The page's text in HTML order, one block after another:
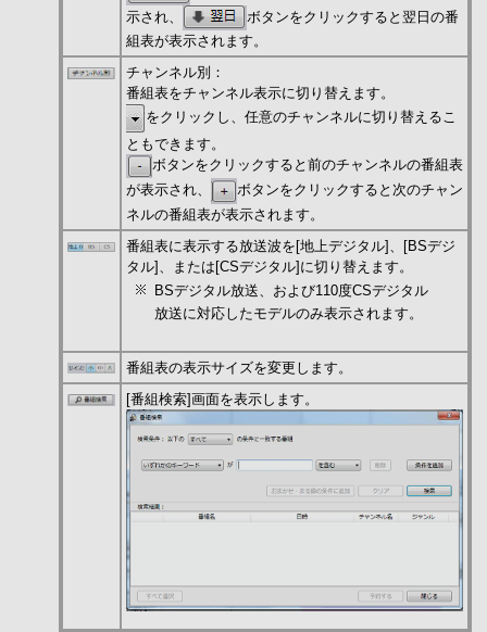
示され、
ボタンをクリックすると翌日の番
組表が表示されます。
チャンネル別：
番組表をチャンネル表示に切り替えます。
をクリックし、任意のチャンネルに切り替えるこ
ともできます。
ボタンをクリックすると前のチャンネルの番組表
が表示され、
ボタンをクリックすると次のチャン
ネルの番組表が表示されます。
番組表に表示する放送波を[地上デジタル]、[BSデジ
タル]、または[CSデジタル]に切り替えます。
BSデジタル放送、および110度CSデジタル
放送に対応したモデルのみ表示されます。
番組表の表示サイズを変更します。
[番組検索]画面を表示します。